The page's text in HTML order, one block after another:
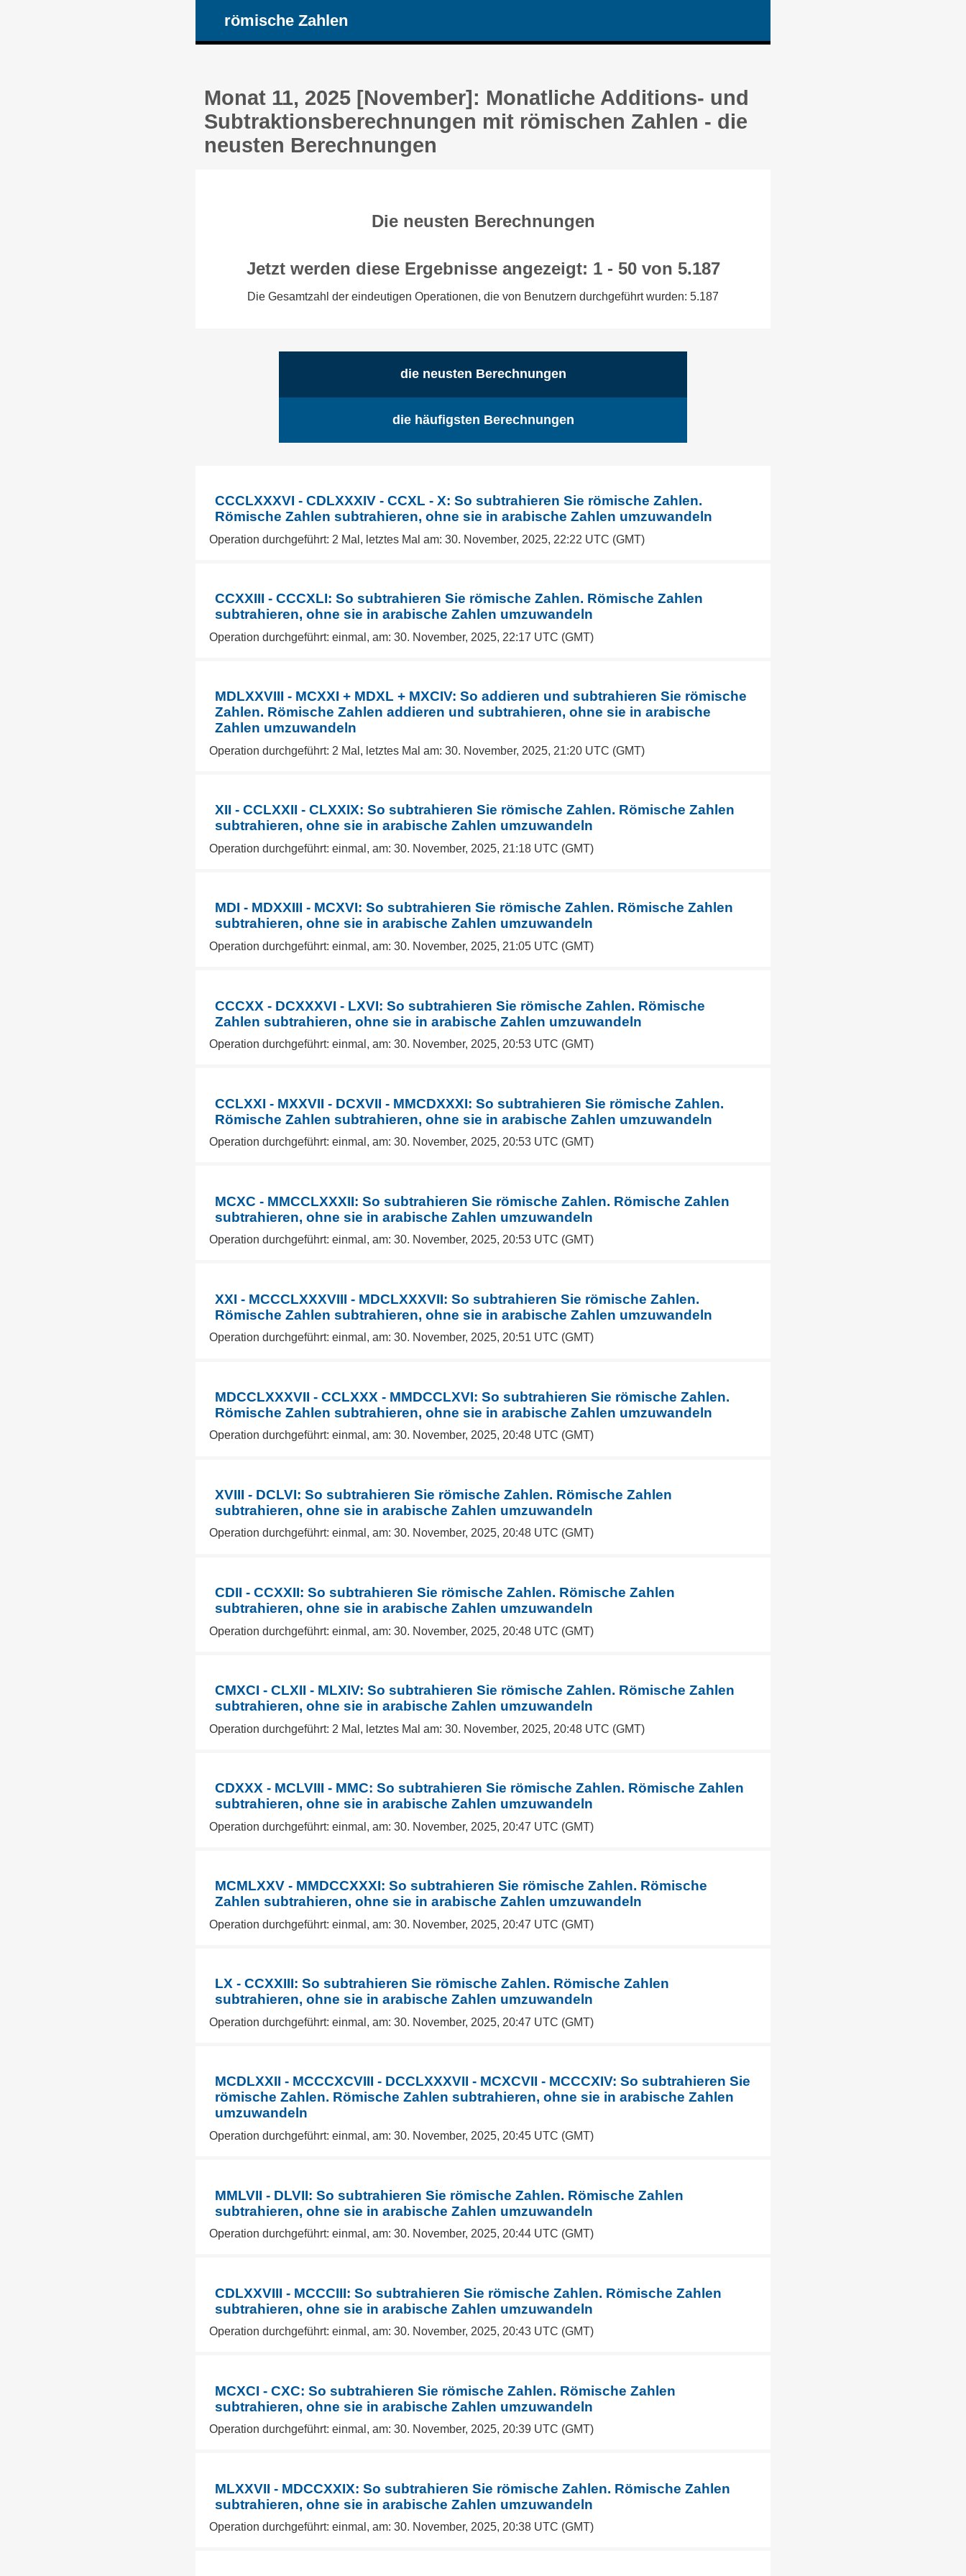
römische Zahlen
Monat 11, 2025 [November]: Monatliche Additions- und
Subtraktionsberechnungen mit römischen Zahlen - die
neusten Berechnungen
Die neusten Berechnungen
Jetzt werden diese Ergebnisse angezeigt: 1 - 50 von 5.187
Die Gesamtzahl der eindeutigen Operationen, die von Benutzern durchgeführt wurden: 5.187
die neusten Berechnungen
die häufigsten Berechnungen
CCCLXXXVI - CDLXXXIV - CCXL - X: So subtrahieren Sie römische Zahlen.
Römische Zahlen subtrahieren, ohne sie in arabische Zahlen umzuwandeln
Operation durchgeführt: 2 Mal, letztes Mal am: 30. November, 2025, 22:22 UTC (GMT)
CCXXIII - CCCXLI: So subtrahieren Sie römische Zahlen. Römische Zahlen
subtrahieren, ohne sie in arabische Zahlen umzuwandeln
Operation durchgeführt: einmal, am: 30. November, 2025, 22:17 UTC (GMT)
MDLXXVIII - MCXXI + MDXL + MXCIV: So addieren und subtrahieren Sie römische
Zahlen. Römische Zahlen addieren und subtrahieren, ohne sie in arabische
Zahlen umzuwandeln
Operation durchgeführt: 2 Mal, letztes Mal am: 30. November, 2025, 21:20 UTC (GMT)
XII - CCLXXII - CLXXIX: So subtrahieren Sie römische Zahlen. Römische Zahlen
subtrahieren, ohne sie in arabische Zahlen umzuwandeln
Operation durchgeführt: einmal, am: 30. November, 2025, 21:18 UTC (GMT)
MDI - MDXXIII - MCXVI: So subtrahieren Sie römische Zahlen. Römische Zahlen
subtrahieren, ohne sie in arabische Zahlen umzuwandeln
Operation durchgeführt: einmal, am: 30. November, 2025, 21:05 UTC (GMT)
CCCXX - DCXXXVI - LXVI: So subtrahieren Sie römische Zahlen. Römische
Zahlen subtrahieren, ohne sie in arabische Zahlen umzuwandeln
Operation durchgeführt: einmal, am: 30. November, 2025, 20:53 UTC (GMT)
CCLXXI - MXXVII - DCXVII - MMCDXXXI: So subtrahieren Sie römische Zahlen.
Römische Zahlen subtrahieren, ohne sie in arabische Zahlen umzuwandeln
Operation durchgeführt: einmal, am: 30. November, 2025, 20:53 UTC (GMT)
MCXC - MMCCLXXXII: So subtrahieren Sie römische Zahlen. Römische Zahlen
subtrahieren, ohne sie in arabische Zahlen umzuwandeln
Operation durchgeführt: einmal, am: 30. November, 2025, 20:53 UTC (GMT)
XXI - MCCCLXXXVIII - MDCLXXXVII: So subtrahieren Sie römische Zahlen.
Römische Zahlen subtrahieren, ohne sie in arabische Zahlen umzuwandeln
Operation durchgeführt: einmal, am: 30. November, 2025, 20:51 UTC (GMT)
MDCCLXXXVII - CCLXXX - MMDCCLXVI: So subtrahieren Sie römische Zahlen.
Römische Zahlen subtrahieren, ohne sie in arabische Zahlen umzuwandeln
Operation durchgeführt: einmal, am: 30. November, 2025, 20:48 UTC (GMT)
XVIII - DCLVI: So subtrahieren Sie römische Zahlen. Römische Zahlen
subtrahieren, ohne sie in arabische Zahlen umzuwandeln
Operation durchgeführt: einmal, am: 30. November, 2025, 20:48 UTC (GMT)
CDII - CCXXII: So subtrahieren Sie römische Zahlen. Römische Zahlen
subtrahieren, ohne sie in arabische Zahlen umzuwandeln
Operation durchgeführt: einmal, am: 30. November, 2025, 20:48 UTC (GMT)
CMXCI - CLXII - MLXIV: So subtrahieren Sie römische Zahlen. Römische Zahlen
subtrahieren, ohne sie in arabische Zahlen umzuwandeln
Operation durchgeführt: 2 Mal, letztes Mal am: 30. November, 2025, 20:48 UTC (GMT)
CDXXX - MCLVIII - MMC: So subtrahieren Sie römische Zahlen. Römische Zahlen
subtrahieren, ohne sie in arabische Zahlen umzuwandeln
Operation durchgeführt: einmal, am: 30. November, 2025, 20:47 UTC (GMT)
MCMLXXV - MMDCCXXXI: So subtrahieren Sie römische Zahlen. Römische
Zahlen subtrahieren, ohne sie in arabische Zahlen umzuwandeln
Operation durchgeführt: einmal, am: 30. November, 2025, 20:47 UTC (GMT)
LX - CCXXIII: So subtrahieren Sie römische Zahlen. Römische Zahlen
subtrahieren, ohne sie in arabische Zahlen umzuwandeln
Operation durchgeführt: einmal, am: 30. November, 2025, 20:47 UTC (GMT)
MCDLXXII - MCCCXCVIII - DCCLXXXVII - MCXCVII - MCCCXIV: So subtrahieren Sie
römische Zahlen. Römische Zahlen subtrahieren, ohne sie in arabische Zahlen
umzuwandeln
Operation durchgeführt: einmal, am: 30. November, 2025, 20:45 UTC (GMT)
MMLVII - DLVII: So subtrahieren Sie römische Zahlen. Römische Zahlen
subtrahieren, ohne sie in arabische Zahlen umzuwandeln
Operation durchgeführt: einmal, am: 30. November, 2025, 20:44 UTC (GMT)
CDLXXVIII - MCCCIII: So subtrahieren Sie römische Zahlen. Römische Zahlen
subtrahieren, ohne sie in arabische Zahlen umzuwandeln
Operation durchgeführt: einmal, am: 30. November, 2025, 20:43 UTC (GMT)
MCXCI - CXC: So subtrahieren Sie römische Zahlen. Römische Zahlen
subtrahieren, ohne sie in arabische Zahlen umzuwandeln
Operation durchgeführt: einmal, am: 30. November, 2025, 20:39 UTC (GMT)
MLXXVII - MDCCXXIX: So subtrahieren Sie römische Zahlen. Römische Zahlen
subtrahieren, ohne sie in arabische Zahlen umzuwandeln
Operation durchgeführt: einmal, am: 30. November, 2025, 20:38 UTC (GMT)